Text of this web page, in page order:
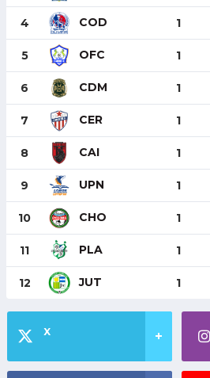
4 COD 1
5 OFC 1
6 CDM 1
7 CER 1
8 CAI 1
9 UPN 1
10 CHO 1
11 PLA 1
12 JUT 1
X